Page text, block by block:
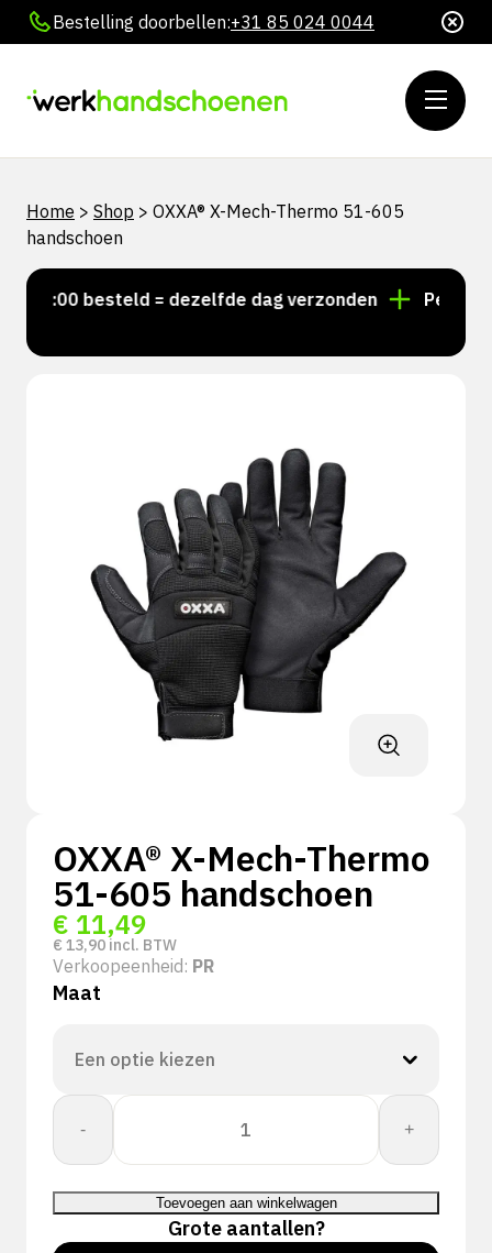
Bestelling doorbellen:+31 85 024 0044
Home > Shop > OXXA® X-Mech-Thermo 51-605
handschoen
besteld = dezelfde dag verzonden
OXXA® X-Mech-Thermo
51-605 handschoen
€ 11,49
€ 13,90 incl. BTW
Verkoopeenheid: PR
Maat
-
OXXA®
Mech-
Thermo
51-
605
+
Toevoegen aan winkelwagen
Grote aantallen?